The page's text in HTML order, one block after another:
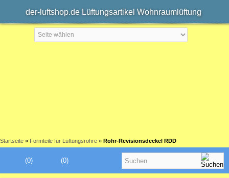
der-luftshop.de Lüftungsartikel Wohnraumlüftung
Startseite » Formteile für Lüftungsrohre » Rohr-Revisionsdeckel RDD
(0)
(0)